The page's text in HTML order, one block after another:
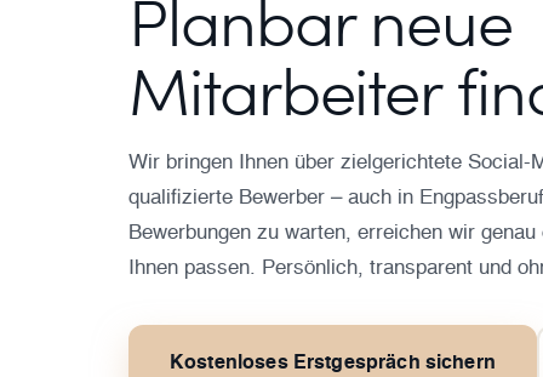
Planbar neue
Mitarbeiter
Wir bringen Ihnen über zielgerichtete Social-
qualifizierte Bewerber – auch in
Bewerbungen zu warten, erreichen wir
Ihnen passen. Persönlich, transparent und
Kostenloses Erstgespräch sichern